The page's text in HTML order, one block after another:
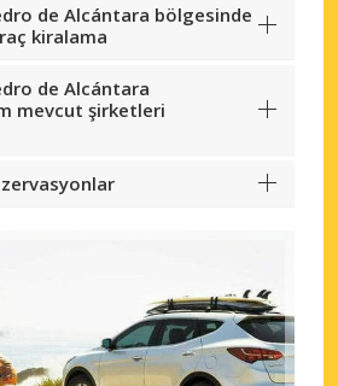
de Alcántara bölgesinde
kiralama
de Alcántara
mevcut şirketleri